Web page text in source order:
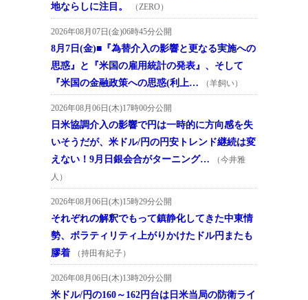
地ならしに注目。
（ZERO）
2026年08月07日(金)06時45分公開
8月7日(金)■『為替介入の影響と更なる実施への
思惑』と『米国の雇用統計の発表』、そして
『米国の金融政策への思惑(利上…
（羊飼い）
2026年08月06日(木)17時00分公開
日米協調介入の影響で円は一時的に方向感を失
いそうだが、米ドル/円の円安トレンド継続は変
えない！9月日銀会合がターニング…
（今井雅
人）
2026年08月06日(木)15時29分公開
それぞれの解釈でもって鎮静化してきた中東情
勢、ボラティリティ上がりかけたドル円またも
膠着
（持田有紀子）
2026年08月06日(木)13時20分公開
米ドル/円の160～162円台は日米当局の防衛ライ